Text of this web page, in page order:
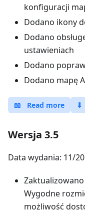
konfiguracji
Dodano ikony
Dodano
ustawieniach
Dodano
Dodano mapę
📖 Read more ⬇
Wersja 3.5
Data wydania: 11/
Wygodne
możliwość